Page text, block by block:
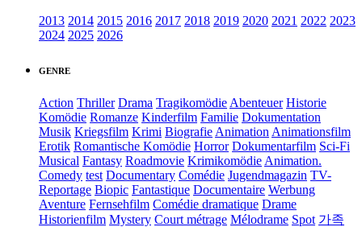
2013 2014 2015 2016 2017 2018 2019 2020 2021 2022 2023
2024 2025 2026
GENRE
Action Thriller Drama Tragikomödie Abenteuer Historie
Komödie Romanze Kinderfilm Familie Dokumentation
Musik Kriegsfilm Krimi Biografie Animation Animationsfilm
Erotik Romantische Komödie Horror Dokumentarfilm Sci-Fi
Musical Fantasy Roadmovie Krimikomödie Animation.
Comedy test Documentary Comédie Jugendmagazin TV-
Reportage Biopic Fantastique Documentaire Werbung
Aventure Fernsehfilm Comédie dramatique Drame
Historienfilm Mystery Court métrage Mélodrame Spot 가족